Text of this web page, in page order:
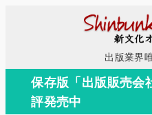
コ
テ
出版業界
保存版「出版販売会
評発売中